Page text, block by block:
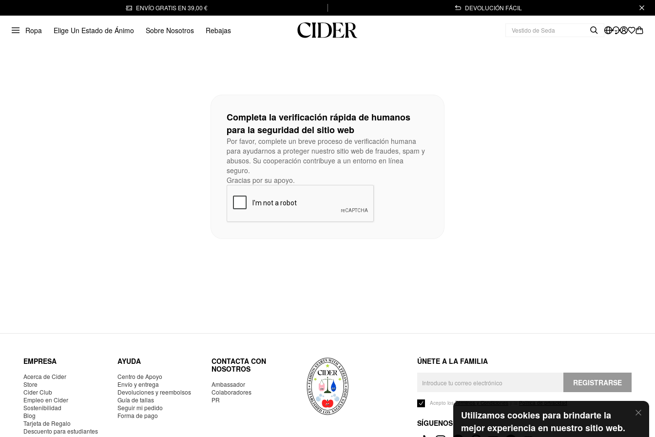
ENVÍO GRATIS EN 39,00 € DEVOLUCIÓN FÁCIL
Ropa Elige Un Estado de Ánimo Sobre Nosotros Rebajas
Utilizamos cookies para brindarte la
mejor experiencia en nuestro sitio web.
Completa la verificación rápida de humanos
para la seguridad del sitio web
Por favor, complete un breve proceso de verificación humana
para ayudarnos a proteger nuestro sitio web de fraudes, spam y
abusos. Su cooperación contribuye a un entorno en línea
seguro.
Gracias por su apoyo.
EMPRESA
Acerca de Cider
Store
Cider Club
Empleo en Cider
Sostenibilidad
Blog
Tarjeta de Regalo
Descuento para estudiantes
AYUDA
Centro de Apoyo
Envío y entrega
Devoluciones y reembolsos
Guía de tallas
Seguir mi pedido
Forma de pago
CONTACTA CON
NOSOTROS
Ambassador
Colaboradores
PR
ÚNETE A LA FAMILIA
REGISTRARSE
Acepto losTérminos y Condicionesy laPolítica de privacidad.
SÍGUENOS